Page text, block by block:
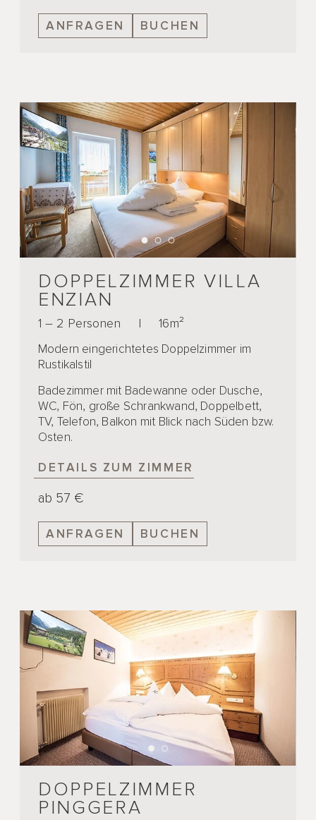
ANFRAGEN BUCHEN
DOPPELZIMMER VILLA
ENZIAN
1 – 2 Personen | 16m²
Modern eingerichtetes Doppelzimmer im
Rustikalstil
Badezimmer mit Badewanne oder Dusche,
WC, Fön, große Schrankwand, Doppelbett,
TV, Telefon, Balkon mit Blick nach Süden bzw.
Osten.
DETAILS ZUM ZIMMER
ab 57 €
ANFRAGEN BUCHEN
DOPPELZIMMER
PINGGERA